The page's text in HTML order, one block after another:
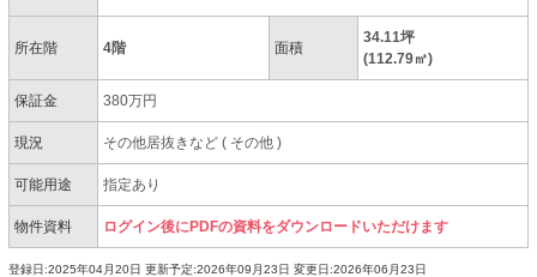
所在階 4階 面積
34.11坪
(112.79㎡)
保証金 380万円
現況 その他居抜きなど( その他)
可能用途 指定あり
物件資料 ログイン後にPDFの資料をダウンロードいただけます
登録日:2025年04月20日 更新予定:2026年09月23日 変更日:2026年06月23日